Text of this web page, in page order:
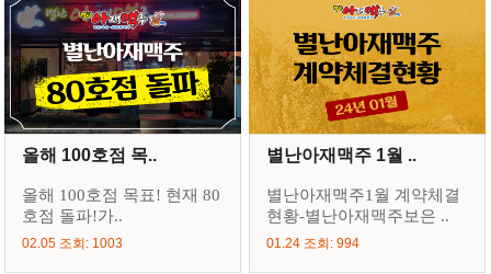
올해 100호점 목..
올해 100호점 목표! 현재 80
호점 돌파!가..
02.05 조회: 1003
별난아재맥주 1월 ..
별난아재맥주1월 계약체결
현황-별난아재맥주보은 ..
01.24 조회: 994